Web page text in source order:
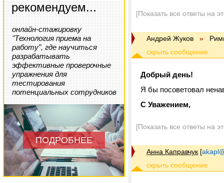
рекомендуем...
онлайн-стажировку
"Технология приема на
работу", где научиться
разрабатывать
эффективные проверочные
упражнения для
тестирования
потенциальных сотрудников
ПОДРОБНЕЕ
[Показать все ответы на
Андрей Жуков »
Добрый день!
Я бы посоветовал
С Уважением,
[Показать все ответы на
Анна Каправчук [